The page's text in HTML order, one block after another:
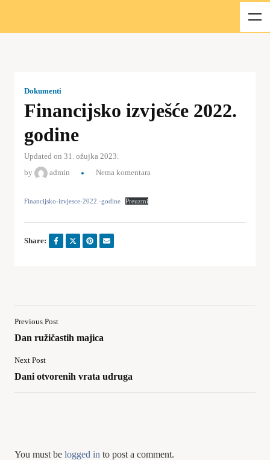
Dokumenti
Financijsko izvješće 2022.
godine
Updated on 31. ožujka 2023.
by
admin Nema komentara
Financijsko-izvjesce-2022.-godine Preuzmi
Share:
Previous Post
Dan ružičastih majica
Next Post
Dani otvorenih vrata udruga
You must be logged in to post a comment.